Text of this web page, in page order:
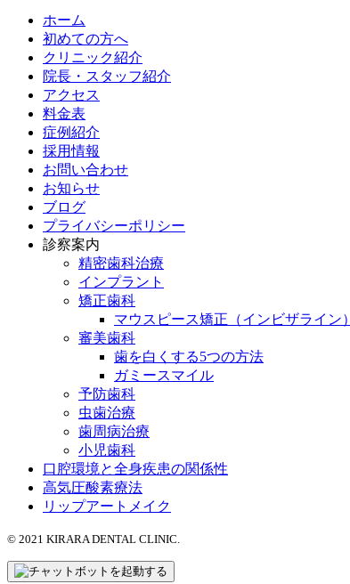
ホーム
初めての方へ
クリニック紹介
院長・スタッフ紹介
アクセス
料金表
症例紹介
採用情報
お問い合わせ
お知らせ
ブログ
プライバシーポリシー
診察案内
精密歯科治療
インプラント
矯正歯科
マウスピース矯正（インビザライン）
審美歯科
歯を白くする5つの方法
ガミースマイル
予防歯科
虫歯治療
歯周病治療
小児歯科
口腔環境と全身疾患の関係性
高気圧酸素療法
リップアートメイク
© 2021 KIRARA DENTAL CLINIC.